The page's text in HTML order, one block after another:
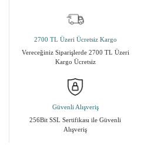
2700 TL Üzeri Ücretsiz Kargo
Vereceğiniz Siparişlerde 2700 TL Üzeri
Kargo Ücretsiz
Güvenli Alışveriş
256Bit SSL Sertifikası ile Güvenli
Alışveriş